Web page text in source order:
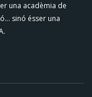
una acadèmia de
sinó ésser una